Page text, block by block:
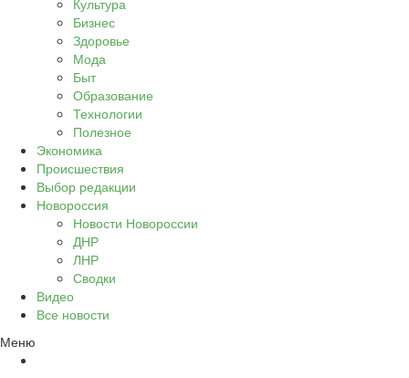
Культура
Бизнес
Здоровье
Мода
Быт
Образование
Технологии
Полезное
Экономика
Происшествия
Выбор редакции
Новороссия
Новости Новороссии
ДНР
ЛНР
Сводки
Видео
Все новости
Меню